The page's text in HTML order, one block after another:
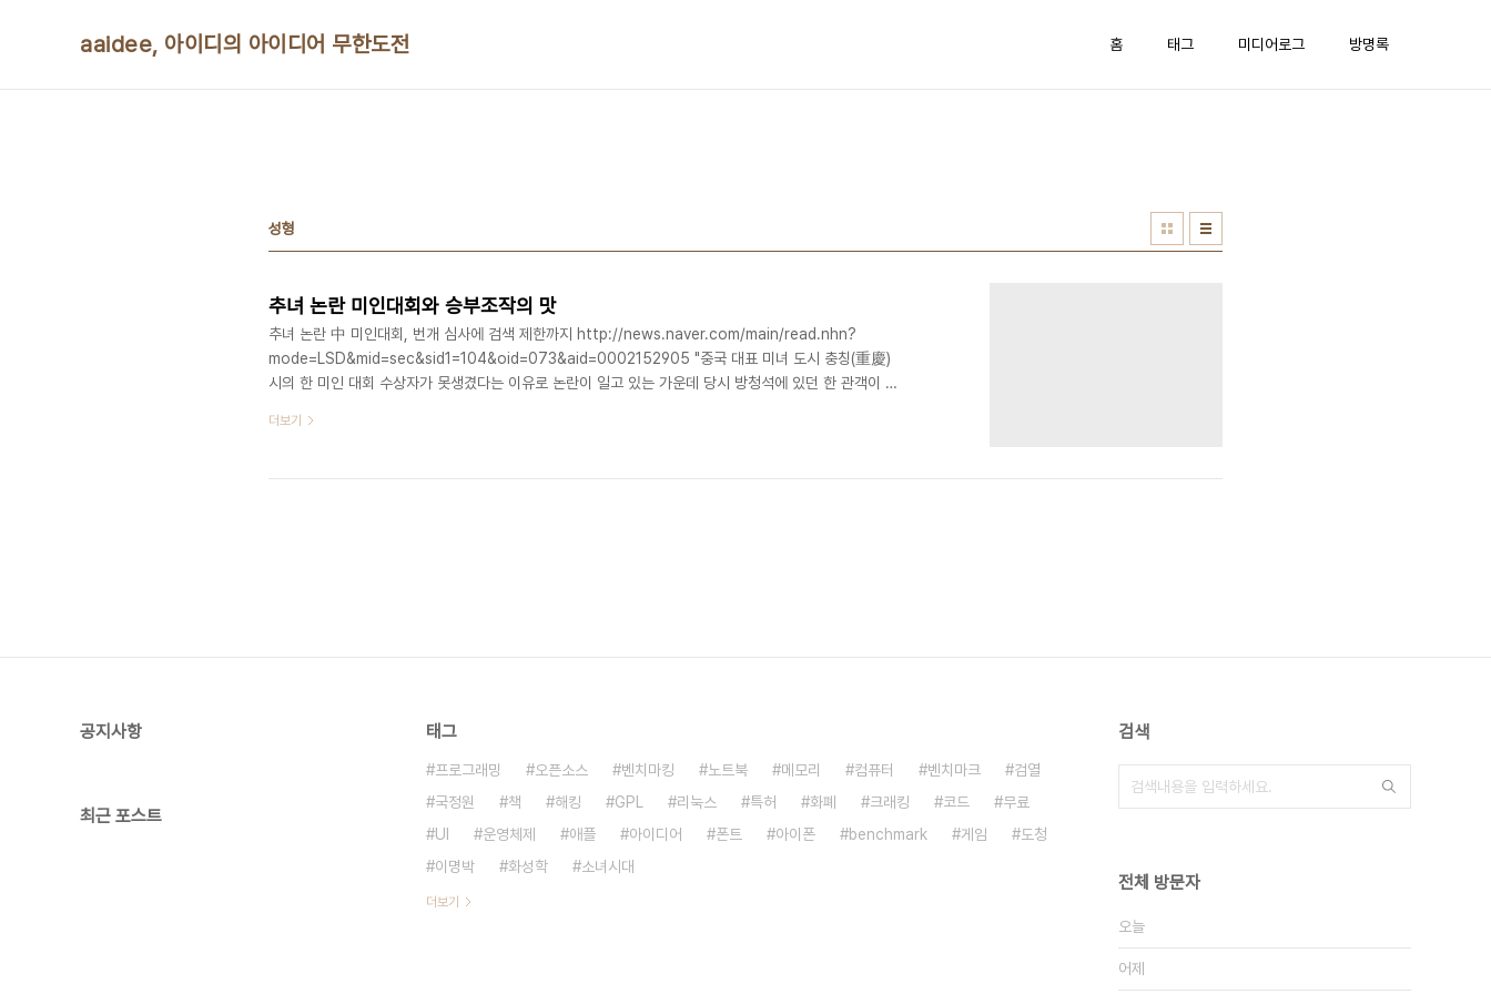
aaidee, 아이디의 아이디어 무한도전 홈 태그 미디어로그 방명록
성형
추녀 논란 미인대회와 승부조작의 맛
추녀 논란 中 미인대회, 번개 심사에 검색 제한까지 http://news.naver.com/main/read.nhn?
mode=LSD&mid=sec&sid1=104&oid=073&aid=0002152905 "중국 대표 미녀 도시 충칭(重慶)
시의 한 미인 대회 수상자가 못생겼다는 이유로 논란이 일고 있는 가운데 당시 방청석에 있던 한 관객이 심
게다가 13일 현재 '충칭'을 포함해 충칭 미인 대회와 관련된 단어에 대한 웨이보(중국판 트위터) 검색도 제
다. 한국 미인 대회도 못 생긴 사자머리 아가씨들이 ..
더보기
공지사항
최근 포스트
태그
프로그래밍 오픈소스 벤치마킹 노트북 메모리 컴퓨터 벤치마크
검열
국정원
책 해킹 GPL 리눅스 특허 화폐 크래킹 코드
무료
UI
운영체제 애플 아이디어 폰트 아이폰 benchmark 게임
도청
이명박
화성학 소녀시대
더보기
검색
전체 방문자
오늘
어제